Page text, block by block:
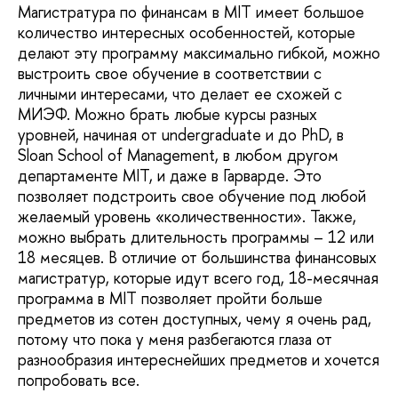
Магистратура по финансам в MIT имеет большое
количество интересных особенностей, которые
делают эту программу максимально гибкой, можно
выстроить свое обучение в соответствии с
личными интересами, что делает ее схожей с
МИЭФ. Можно брать любые курсы разных
уровней, начиная от undergraduate и до PhD, в
Sloan School of Management, в любом другом
департаменте MIT, и даже в Гарварде. Это
позволяет подстроить свое обучение под любой
желаемый уровень «количественности». Также,
можно выбрать длительность программы – 12 или
18 месяцев. В отличие от большинства финансовых
магистратур, которые идут всего год, 18-месячная
программа в MIT позволяет пройти больше
предметов из сотен доступных, чему я очень рад,
потому что пока у меня разбегаются глаза от
разнообразия интереснейших предметов и хочется
попробовать все.